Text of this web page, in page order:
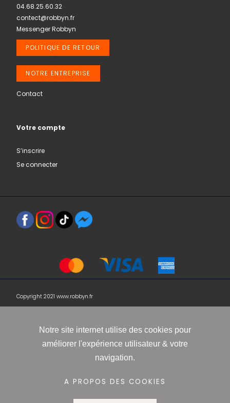
04.68.25.60.32
contect@robbyn.fr
Messenger Robbyn
POLITIQUE DE RETOUR
NOTRE ENTREPRISE
Contact
Votre compte
S’inscrire
Se connecter
Copyright 2021 www.robbyn.fr
Mentions légales-Conditions générales de vente-Politique de
confidentialité-Informations Cookies
Notre site internet utilise des cookies pour
améliorer l'expérience utilisateur & votre
navigation.
A PROPOS DES COOKIES